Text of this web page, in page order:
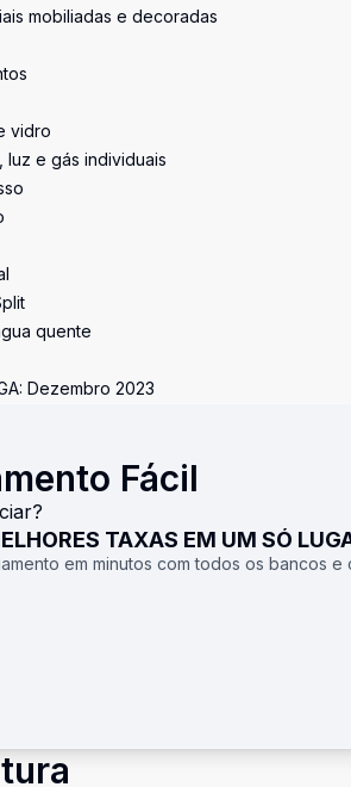
mobiliadas e decoradas
vidro
e gás individuais
quente
Dezembro 2023
Fácil
TAXAS EM UM SÓ
em minutos com todos os bancos e